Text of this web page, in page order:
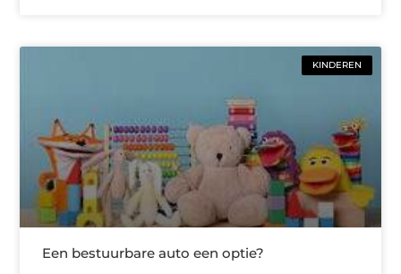
KINDEREN
Een bestuurbare auto een optie?